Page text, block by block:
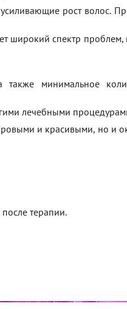
рост волос.
широкий спектр проблем,
минимальное
лечебными
и красивыми, но и
терапии.